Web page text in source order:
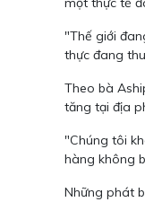
"Thế giới
thực đang
Theo bà
tăng tại địa
"Chúng tôi
hàng không
Những phát